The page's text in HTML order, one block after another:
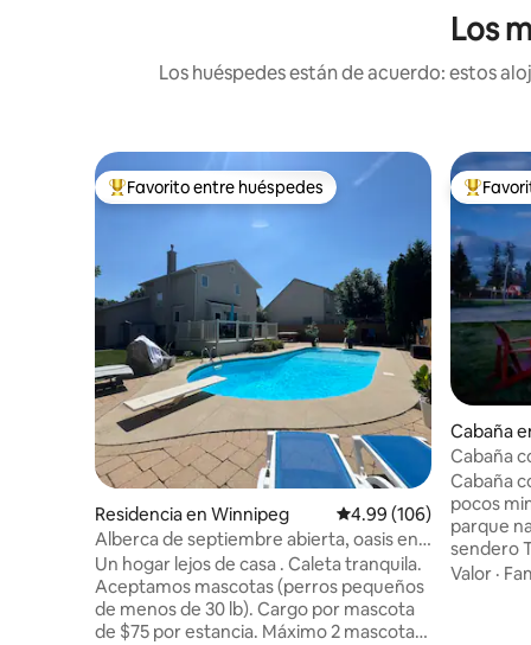
Los
Los huéspedes están de acuerdo: estos
De los mejores en Favorito entre huéspedes
Favorito entre huéspedes
Residencia en Winnipeg Calificación promedio:
4.99 (106)
Alberca de septiembre abierta, oasis en
el patio trasero, cochera/entrada
Un hogar lejos de casa . Caleta tranquila.
Aceptamos mascotas (perros pequeños
de menos de 30 lb). Cargo por mascota
de $75 por estancia. Máximo 2 mascotas
De los
Cabaña
Cabaña
Lake |
Cabaña
pocos
parque
sendero
minutos
Valor ·